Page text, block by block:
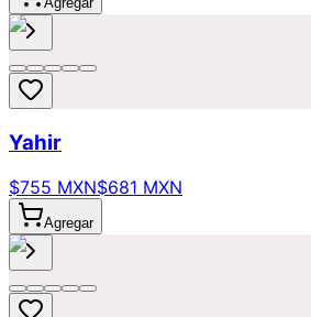
Yahir
$755 MXN$681 MXN
Agregar